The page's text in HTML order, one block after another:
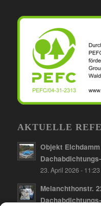
AKTUELLE
Objekt
23. April 2026 - 11:23
Melanchthonstr.